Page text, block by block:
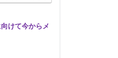
けて今からメ